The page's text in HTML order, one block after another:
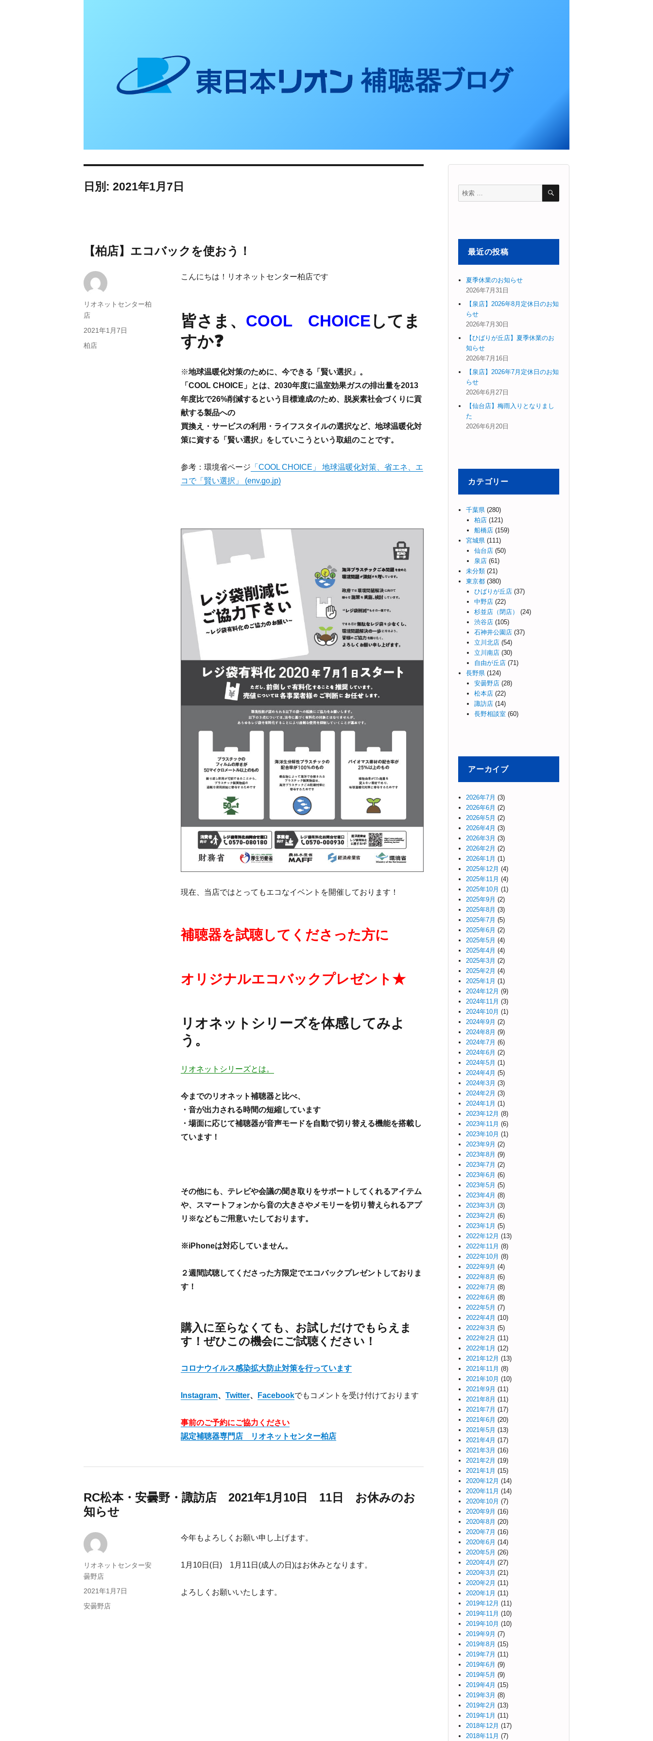
日別: 2021年1月7日
【柏店】エコバックを使おう！
こんにちは！リオネットセンター柏店です
皆さま、 COOL CHOICE してま
すか❓
※地球温暖化対策のために、今できる「賢い選択」。
「COOL CHOICE」とは、2030年度に温室効果ガスの排出量を2013
年度比で26%削減するという目標達成のため、脱炭素社会づくりに貢
献する製品への
買換え・サービスの利用・ライフスタイルの選択など、地球温暖化対
策に資する「賢い選択」をしていこうという取組のことです。
参考：環境省ページ 「COOL CHOICE」 地球温暖化対策、省エネ、エ
コで「賢い選択」 (env.go.jp)
現在、当店ではとってもエコなイベントを開催しております！
補聴器を試聴してくださった方に
オリジナルエコバックプレゼント★
リオネットシリーズを体感してみよ
う。
リオネットシリーズとは。
今までのリオネット補聴器と比べ、
・音が出力される時間の短縮しています
・場面に応じて補聴器が音声モードを自動で切り替える機能を搭載し
ています！
その他にも、テレビや会議の聞き取りをサポートしてくれるアイテム
や、スマートフォンから音の大きさやメモリーを切り替えられるアプ
リ※などもご用意いたしております。
※iPhoneは対応していません。
２週間試聴してくださった方限定でエコバックプレゼントしておりま
す！
購入に至らなくても、お試しだけでもらえま
す！ぜひこの機会にご試聴ください！
コロナウイルス感染拡大防止対策を行っています
Instagram、 Twitter、 Facebookでもコメントを受け付けております
事前のご予約にご協力ください
認定補聴器専門店 リオネットセンター柏店
投
稿
者
リオネットセンター柏
店
投
稿
2021年1月7日
カ
柏店
RC松本・安曇野・諏訪店 2021年1月10日 11日 お休みのお
知らせ
今年もよろしくお願い申し上げます。
1月10日(日) 1月11日(成人の日)はお休みとなります。
よろしくお願いいたします。
投
稿
者
リオネットセンター安
曇野店
投
稿
2021年1月7日
カ
安曇野店
検
索
検
最近の投稿
夏季休業のお知らせ
2026年7月31日
【泉店】2026年8月定休日のお知
らせ
2026年7月30日
【ひばりが丘店】夏季休業のお
知らせ
2026年7月16日
【泉店】2026年7月定休日のお知
らせ
2026年6月27日
【仙台店】梅雨入りとなりまし
た
2026年6月20日
カテゴリー
千葉県 (280)
柏店(121)
船橋店(159)
宮城県 (111)
仙台店(50)
泉店(61)
未分類 (21)
東京都 (380)
ひばりが丘店(37)
中野店(22)
杉並店（閉店）
(24)
渋谷店(105)
石神井公園店(37)
立川北店(54)
立川南店(30)
自由が丘店(71)
長野県 (124)
安曇野店(28)
松本店(22)
諏訪店(14)
長野相談室(60)
アーカイブ
2026年7月 (3)
2026年6月 (2)
2026年5月 (2)
2026年4月 (3)
2026年3月 (3)
2026年2月 (2)
2026年1月 (1)
2025年12月 (4)
2025年11月 (4)
2025年10月 (1)
2025年9月 (2)
2025年8月 (3)
2025年7月 (5)
2025年6月 (2)
2025年5月 (4)
2025年4月 (4)
2025年3月 (2)
2025年2月 (4)
2025年1月 (1)
2024年12月 (9)
2024年11月 (3)
2024年10月 (1)
2024年9月 (2)
2024年8月 (9)
2024年7月 (6)
2024年6月 (2)
2024年5月 (1)
2024年4月 (5)
2024年3月 (3)
2024年2月 (3)
2024年1月 (1)
2023年12月 (8)
2023年11月 (6)
2023年10月 (1)
2023年9月 (2)
2023年8月 (9)
2023年7月 (2)
2023年6月 (6)
2023年5月 (5)
2023年4月 (8)
2023年3月 (3)
2023年2月 (6)
2023年1月 (5)
2022年12月 (13)
2022年11月 (8)
2022年10月 (8)
2022年9月 (4)
2022年8月 (6)
2022年7月 (8)
2022年6月 (8)
2022年5月 (7)
2022年4月 (10)
2022年3月 (5)
2022年2月 (11)
2022年1月 (12)
2021年12月 (13)
2021年11月 (8)
2021年10月 (10)
2021年9月 (11)
2021年8月 (11)
2021年7月 (17)
2021年6月 (20)
2021年5月 (13)
2021年4月 (17)
2021年3月 (16)
2021年2月 (19)
2021年1月 (15)
2020年12月 (14)
2020年11月 (14)
2020年10月 (7)
2020年9月 (16)
2020年8月 (20)
2020年7月 (16)
2020年6月 (14)
2020年5月 (26)
2020年4月 (27)
2020年3月 (21)
2020年2月 (11)
2020年1月 (11)
2019年12月 (11)
2019年11月 (10)
2019年10月 (10)
2019年9月 (7)
2019年8月 (15)
2019年7月 (11)
2019年6月 (9)
2019年5月 (9)
2019年4月 (15)
2019年3月 (8)
2019年2月 (13)
2019年1月 (11)
2018年12月 (17)
2018年11月 (7)